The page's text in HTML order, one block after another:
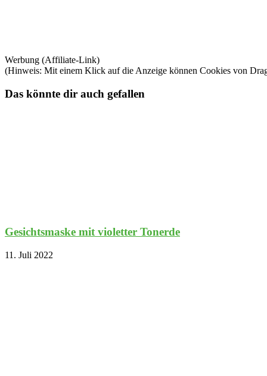
Werbung (Affiliate-Link)
(Hinweis: Mit einem Klick auf die Anzeige können Cookies von
Das könnte dir auch gefallen
Gesichtsmaske mit violetter Tonerde
11. Juli 2022